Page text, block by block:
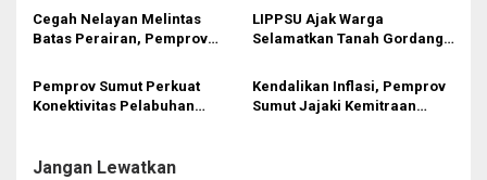
s
ke Masyarakat
Cegah Nelayan Melintas
Batas Perairan, Pemprov
LIPPSU Ajak Warga
Selamatkan Tanah Gordang
Total Melawan Mafia PETI
Pemprov Sumut Perkuat
Konektivitas Pelabuhan
Kendalikan Inflasi, Pemprov
Sumut Jajaki Kemitraan
Jangan Lewatkan